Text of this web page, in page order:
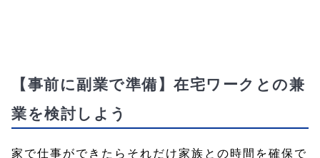
【事前に副業で準備】在宅ワークとの兼
業を検討しよう
家で仕事ができたらそれだけ家族との時間を確保で